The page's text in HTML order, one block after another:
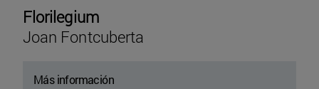
Florilegium
Joan Fontcuberta
Más información